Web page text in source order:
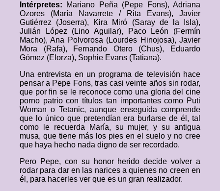
Intérpretes: Mariano Peña (Pepe Fons), Adriana
Ozores (María Navarrete / Rita Evans), Javier
Gutiérrez (Joserra), Kira Miró (Saray de la Isla),
Julián López (Lino Aguilar), Paco León (Fermín
Macho), Ana Polvorosa (Lourdes Hinojosa), Javier
Mora (Rafa), Fernando Otero (Chus), Eduardo
Gómez (Elorza), Sophie Evans (Tatiana).
Una entrevista en un programa de televisión hace
pensar a Pepe Fons, tras casi veinte años sin rodar,
que por fin se le reconoce como una gloria del cine
porno patrio con títulos tan importantes como Puti
Woman o Tetanic, aunque enseguida comprende
que lo único que pretendían era burlarse de él, tal
como le recuerda María, su mujer, y su antigua
musa, que tiene más los pies en el suelo y no cree
que haya hecho nada digno de ser recordado.
Pero Pepe, con su honor herido decide volver a
rodar para dar en las narices a quienes no creen en
él, para hacerles ver que es un gran realizador.